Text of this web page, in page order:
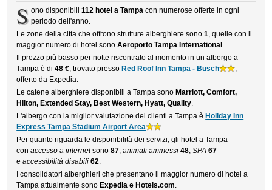
S ono disponibili 112 hotel a Tampacon numerose offerte in ogni
periodo dell'anno.
Le zone della citta che offrono strutture alberghiere sono1, quelle con il
maggior numero di hotel sonoAeroporto Tampa International .
Il prezzo più basso per notte riscontrato al momento in un albergo a
Tampa è di48 €, trovato presso Red Roof Inn Tampa - Busch
,
offerto da Expedia.
Le catene alberghiere disponibili a Tampa sono Marriott, Comfort,
Hilton, Extended Stay, Best Western, Hyatt, Quality.
L'albergo con la miglior valutazione dei clienti a Tampa è Holiday Inn
Express Tampa Stadium Airport Area
.
Per quanto riguarda le disponibilità dei servizi, gli hotel a Tampa
conaccesso a internetsono87,animali ammessi 48,SPA 67
eaccessibilità disabili 62.
I consolidatori alberghieri che presentano il maggior numero di hotel a
Tampa attualmente sono Expedia e Hotels.com.